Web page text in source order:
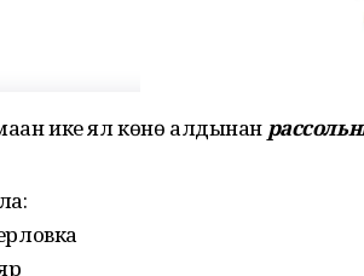
ике ял көнө алдынан